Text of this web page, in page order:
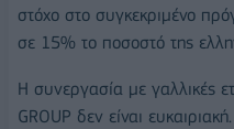
στόχο στο συγκεκριμένο
σε 15% το ποσοστό της
Η συνεργασία με γαλλικές
GROUP δεν είναι